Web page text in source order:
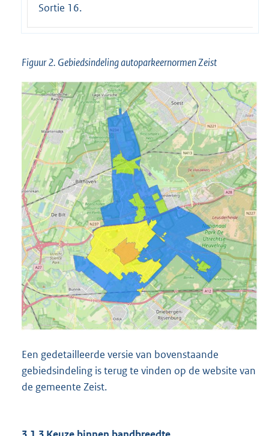
Sortie 16.
Figuur 2. Gebiedsindeling autoparkeernormen Zeist
Een gedetailleerde versie van bovenstaande
gebiedsindeling is terug te vinden op de website van
de gemeente Zeist.